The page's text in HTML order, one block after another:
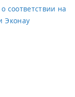
соответствии на
Эконау